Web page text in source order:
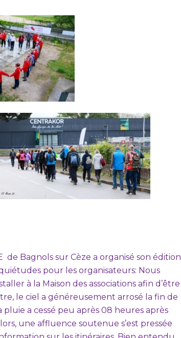
de Bagnols sur Cèze a organisé son édition
pour les organisateurs: Nous
à la Maison des associations afin d’être
le ciel a généreusement arrosé la fin de
a cessé peu après 08 heures après
une affluence soutenue s’est pressée